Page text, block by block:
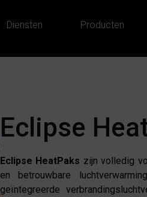
Diensten Producten
Eclipse
Eclipse HeatPaks zijn volledig
en betrouwbare
geïntegreerde